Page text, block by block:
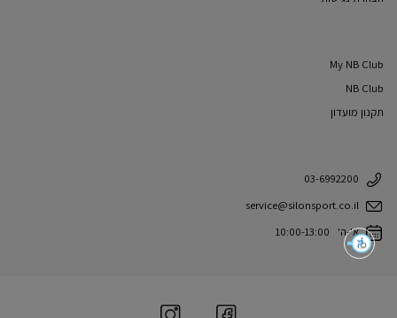
My NB Club
NB Club
תקנון מועדון
03-6992200
service@silonsport.co.il
א'-ה' 10:00-13:00